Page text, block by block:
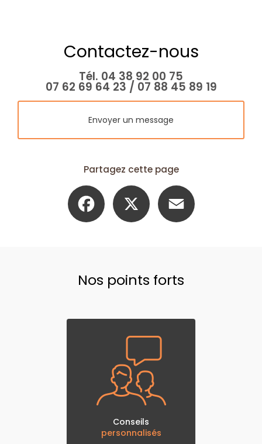
Contactez-nous
Tél. 04 38 92 00 75
07 62 69 64 23 / 07 88 45 89 19
Envoyer un message
Partagez cette page
Facebook
Nos points forts
Conseils
personnalisés